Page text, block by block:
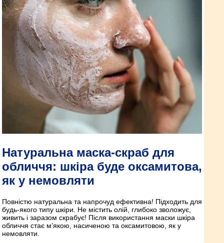
Натуральна маска-скраб для
обличчя: шкіра буде оксамитова,
як у немовляти
Повністю натуральна та напрочуд ефективна! Підходить для
будь-якого типу шкіри. Не містить олій, глибоко зволожує,
живить і заразом скрабує! Після використання маски шкіра
обличчя стає м’якою, насиченою та оксамитовою, як у
немовляти.